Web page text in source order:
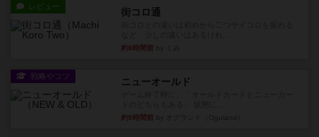
レビュー 街コロ通
約8時間前
戦略やコツ ニューオールド
約9時間前